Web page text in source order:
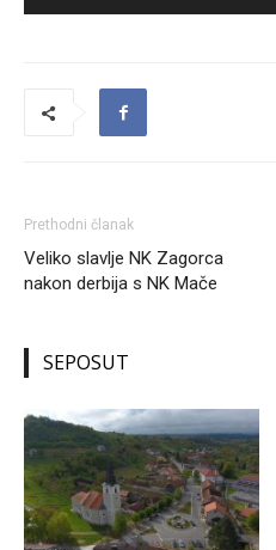
Prethodni članak
Veliko slavlje NK Zagorca
nakon derbija s NK Mače
SEPOSUT